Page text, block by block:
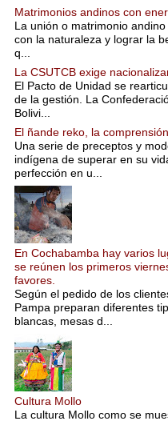
Matrimonios andinos con
La unión o matrimonio
con la naturaleza y lograr la
q...
La CSUTCB exige
El Pacto de Unidad se
de la gestión. La
Bolivi...
El ñande reko, la
Una serie de preceptos y
indígena de superar en su
perfección en u...
En Cochabamba hay varios
se reúnen los primeros
favores.
Según el pedido de los
Pampa preparan diferentes
blancas, mesas d...
Cultura Mollo
La cultura Mollo como se